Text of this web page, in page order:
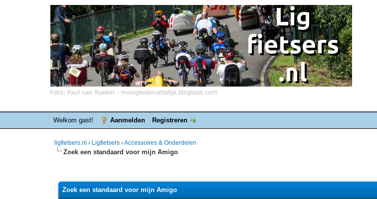
Welkom gast! Aanmelden Registreren
ligfietsers.nl › Ligfietsers ›Accessoires & Onderdelen
Zoek een standaard voor mijn Amigo
Zoek een standaard voor mijn Amigo